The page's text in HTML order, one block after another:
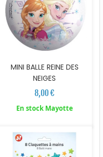
MINI BALLE REINE DES
NEIGES
8,00 €
En stock Mayotte